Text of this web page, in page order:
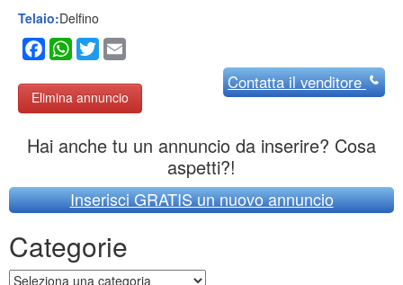
Telaio:Delfino
Facebook
WhatsApp
Twitter
Elimina annuncio
Contattail venditore
Hai anche tu un annuncio da inserire? Cosa
aspetti?!
Inserisci GRATIS un nuovo annuncio
Categorie
Categorie